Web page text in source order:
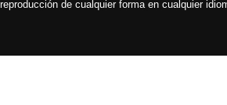
de cualquier forma en cualquier